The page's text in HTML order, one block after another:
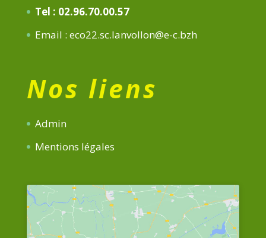
Tel : 02.96.70.00.57
Email : eco22.sc.lanvollon@e-c.bzh
Nos liens
Admin
Mentions légales